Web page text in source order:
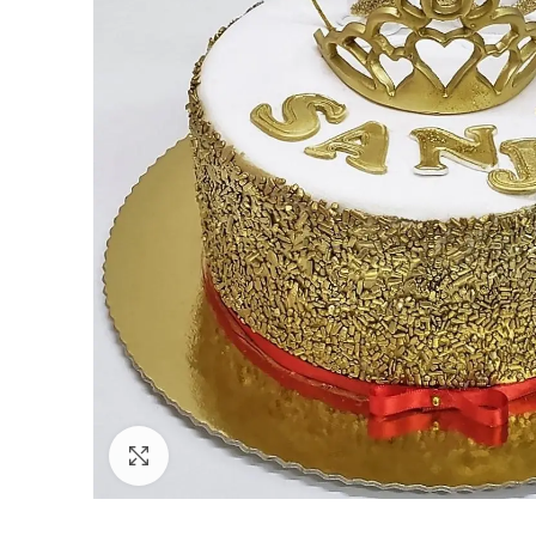
Click to enlarge